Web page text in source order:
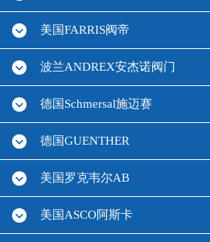
美国FARRIS阀帝
波兰ANDREX安杰诺阀门
德国Schmersal施迈赛
德国GUENTHER
美国罗克韦尔AB
美国ASCO阿斯卡